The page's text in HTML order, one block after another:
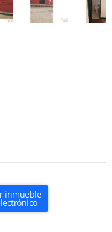
inmueble